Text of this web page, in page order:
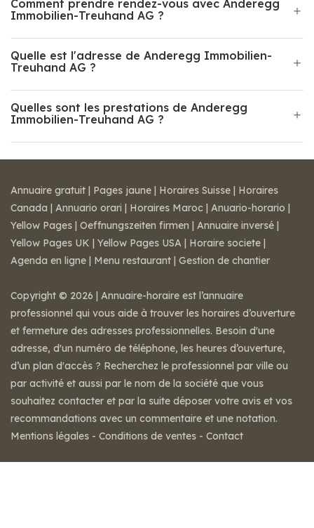
Comment prendre rendez-vous avec Anderegg
Immobilien-Treuhand AG ?
Quelle est l'adresse de Anderegg Immobilien-
Treuhand AG ?
Quelles sont les prestations de Anderegg
Immobilien-Treuhand AG ?
Annuaire gratuit | Pages jaune | Horaires Suisse | Horaires
Canada | Annuario orari | Horaires Maroc | Anuario-horario |
Yellow Pages | Oeffnungszeiten firmen | Annuaire inversé |
Yellow Pages UK | Yellow Pages USA | Horaire societe |
Agenda en ligne | Menu restaurant | Gestion de chantier
Copyright © 2026 | Annuaire-horaire est l’annuaire
professionnel qui vous aide à trouver les horaires d’ouverture
et fermeture des adresses professionnelles. Besoin d'une
adresse, d'un numéro de téléphone, les heures d’ouverture,
d’un plan d'accès ? Recherchez le professionnel par ville ou
par activité et aussi par le nom de la société que vous
souhaitez contacter et par la suite déposer votre avis et vos
recommandations avec un commentaire et une notation.
Mentions légales - Conditions de ventes - Contact